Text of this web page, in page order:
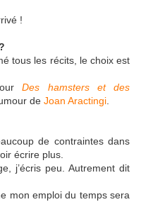
!
tous les récits, le choix est
Des hamsters et des
de Joan Aractingi
de contraintes dans
écrire plus.
j’écris peu. Autrement dit
mon emploi du temps sera